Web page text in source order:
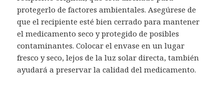
protegerlo de factores ambientales. Asegúrese de
que el recipiente esté bien cerrado para mantener
el medicamento seco y protegido de posibles
contaminantes. Colocar el envase en un lugar
fresco y seco, lejos de la luz solar directa, también
ayudará a preservar la calidad del medicamento.